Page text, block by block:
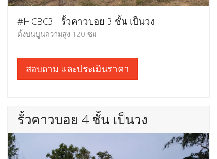
#H.CBC3 - รั้วคาวบอย 3 ชั้น เป็นวง
ตั้งบนปูนความสูง 120 ซม
สอบถาม และประเมินราคา
รั้วคาวบอย 4 ชั้น เป็นวง